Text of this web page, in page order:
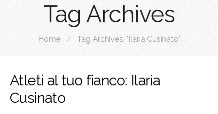
Tag Archives
Home / Tag Archives: "Ilaria Cusinato"
Atleti al tuo fianco: Ilaria
Cusinato